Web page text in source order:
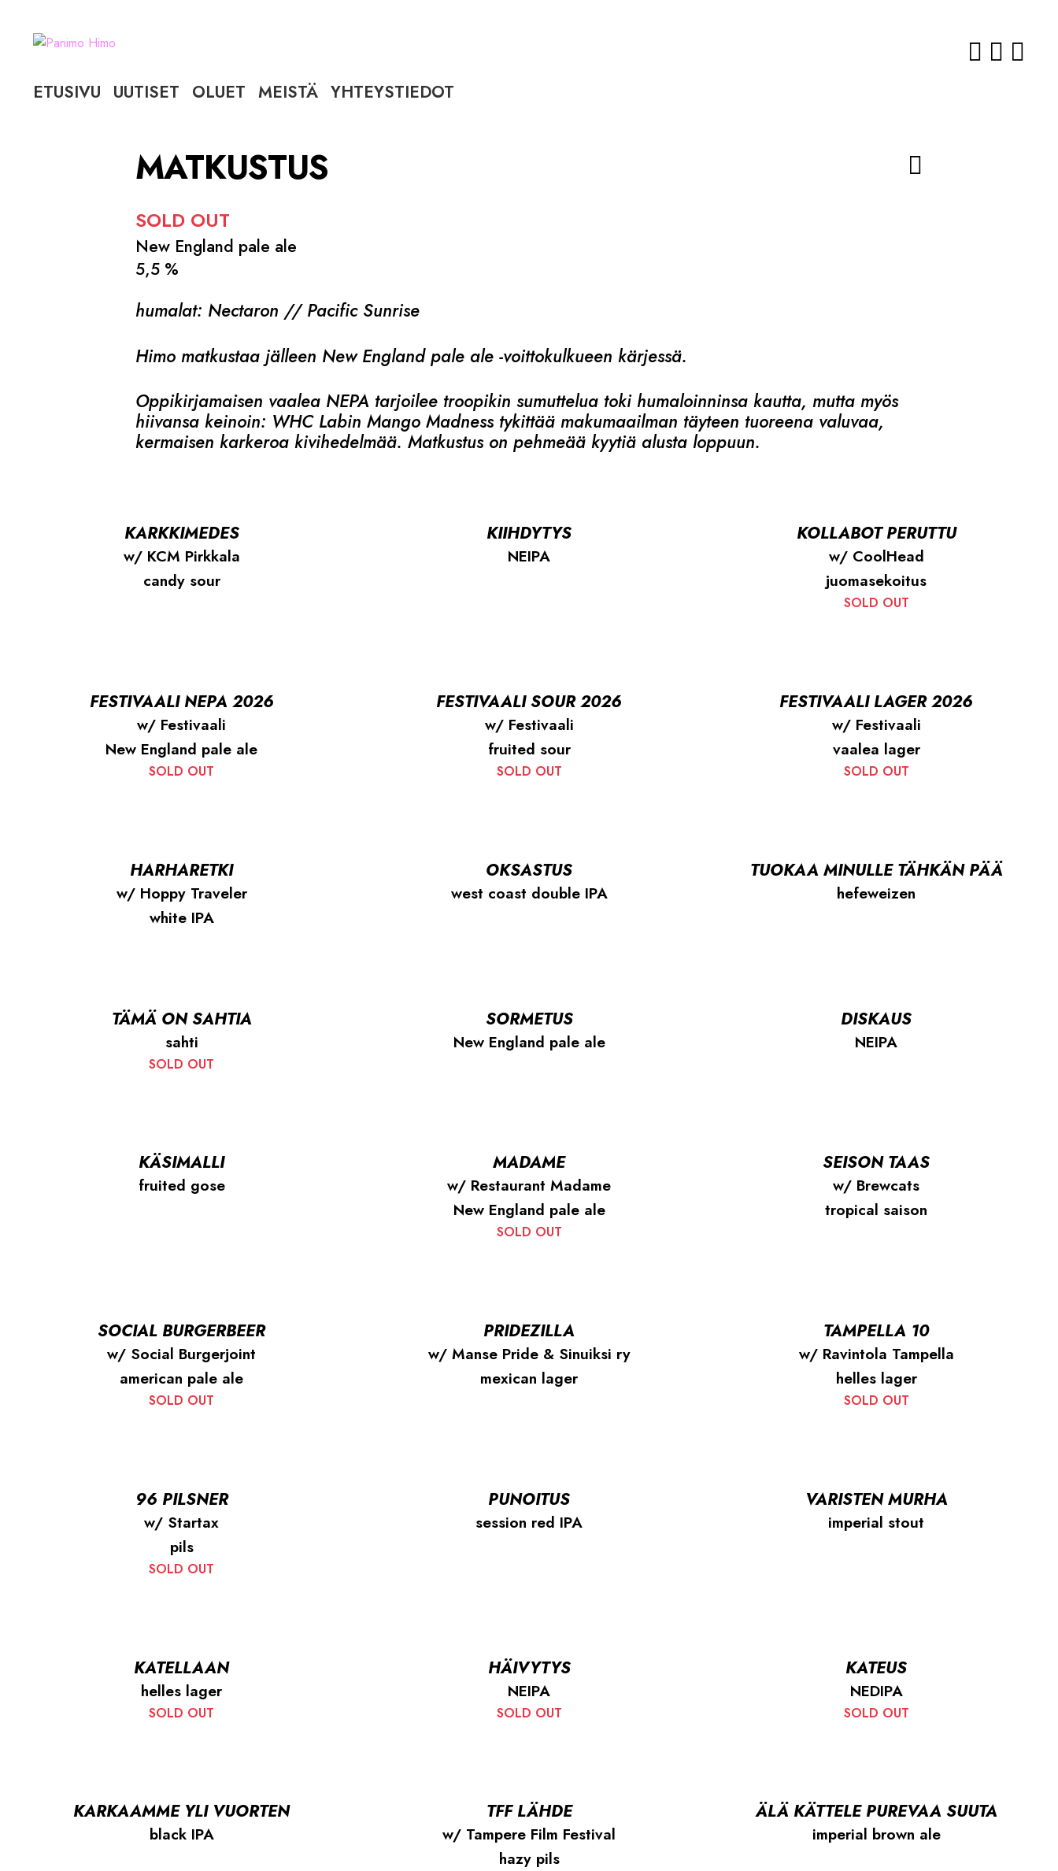
Siirry
Siirry
ETUSIVU UUTISET OLUET MEISTÄ YHTEYSTIEDOT
MATKUSTUS
SOLD OUT
New England pale ale
5,5 %
humalat: Nectaron // Pacific Sunrise
Himo matkustaa jälleen New England pale ale -voittokulkueen kärjessä.
Oppikirjamaisen vaalea NEPA tarjoilee troopikin sumuttelua toki humaloinninsa kautta, mutta myös
hiivansa keinoin: WHC Labin Mango Madness tykittää makumaailman täyteen tuoreena valuvaa,
kermaisen karkeroa kivihedelmää. Matkustus on pehmeää kyytiä alusta loppuun.
KARKKIMEDES
w/ KCM Pirkkala
candy sour
KIIHDYTYS
NEIPA
KOLLABOT PERUTTU
w/ CoolHead
juomasekoitus
SOLD OUT
FESTIVAALI NEPA 2026
w/ Festivaali
New England pale ale
SOLD OUT
FESTIVAALI SOUR 2026
w/ Festivaali
fruited sour
SOLD OUT
FESTIVAALI LAGER 2026
w/ Festivaali
vaalea lager
SOLD OUT
HARHARETKI
w/ Hoppy Traveler
white IPA
OKSASTUS
west coast double IPA
TUOKAA MINULLE TÄHKÄN PÄÄ
hefeweizen
TÄMÄ ON SAHTIA
sahti
SOLD OUT
SORMETUS
New England pale ale
DISKAUS
NEIPA
KÄSIMALLI
fruited gose
MADAME
w/ Restaurant Madame
New England pale ale
SOLD OUT
SEISON TAAS
w/ Brewcats
tropical saison
SOCIAL BURGERBEER
w/ Social Burgerjoint
american pale ale
SOLD OUT
PRIDEZILLA
w/ Manse Pride & Sinuiksi ry
mexican lager
TAMPELLA 10
w/ Ravintola Tampella
helles lager
SOLD OUT
96 PILSNER
w/ Startax
pils
SOLD OUT
PUNOITUS
session red IPA
VARISTEN MURHA
imperial stout
KATELLAAN
helles lager
SOLD OUT
HÄIVYTYS
NEIPA
SOLD OUT
KATEUS
NEDIPA
SOLD OUT
KARKAAMME YLI VUORTEN
black IPA
TFF LÄHDE
w/ Tampere Film Festival
hazy pils
ÄLÄ KÄTTELE PUREVAA SUUTA
imperial brown ale